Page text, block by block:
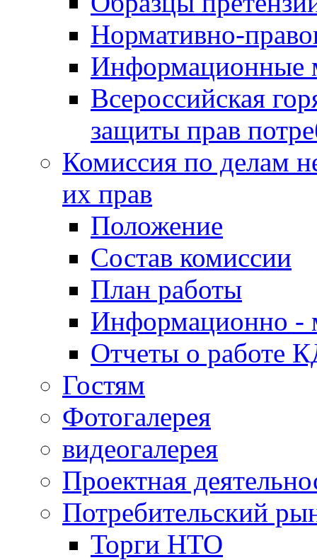
Нормативно-
Информационные
Всероссийская
защиты прав
Комиссия по делам
их прав
Положение
Состав комиссии
План работы
Информационно -
Отчеты о работе
Гостям
Фотогалерея
видеогалерея
Проектная
Потребительский
Торги НТО